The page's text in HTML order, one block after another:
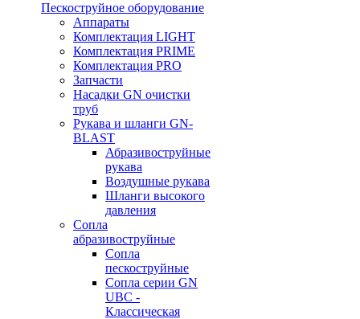
Пескоструйное оборудование
Аппараты
Комплектация LIGHT
Комплектация PRIME
Комплектация PRO
Запчасти
Насадки GN очистки
труб
Рукава и шланги GN-
BLAST
Абразивоструйные
рукава
Воздушные рукава
Шланги высокого
давления
Сопла
абразивоструйные
Сопла
пескоструйные
Сопла серии GN
UBC -
Классическая